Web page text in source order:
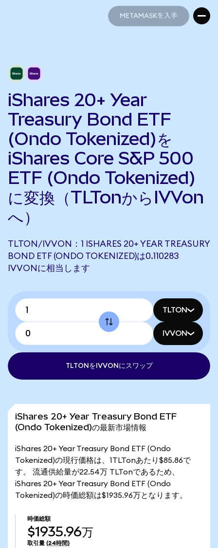
METAMASKを入手
iShares 20+ Year
Treasury Bond ETF
(Ondo Tokenized)を
iShares Core S&P 500
ETF (Ondo Tokenized)
に変換（TLTonからIVVon
へ）
TLTON/IVVON：1 ISHARES 20+ YEAR TREASURY
BOND ETF (ONDO TOKENIZED)は0.110283
IVVONに相当します
TLTON
IVVON
TLTONをIVVONにスワップ
iShares 20+ Year Treasury Bond ETF
(Ondo Tokenized)の最新市場情報
iShares 20+ Year Treasury Bond ETF (Ondo
Tokenized)の現行価格は、1TLTonあたり$85.86で
す。 流通供給量が22.54万 TLTonであるため、
iShares 20+ Year Treasury Bond ETF (Ondo
Tokenized)の時価総額は$1935.96万となります。
時価総額
$1935.96万
取引量 (24時間)